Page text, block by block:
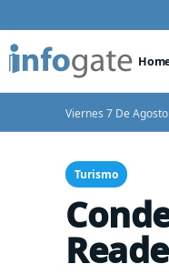
Viernes 7 De
Turismo